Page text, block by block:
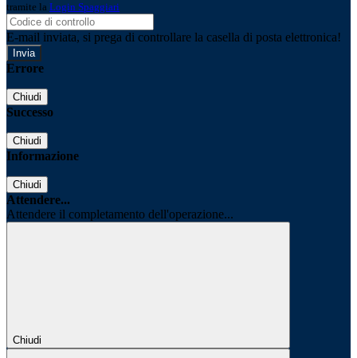
tramite la Login Spaggiari
E-mail inviata, si prega di controllare la casella di posta elettronica!
Errore
Chiudi
Successo
Chiudi
Informazione
Chiudi
Attendere...
Attendere il completamento dell'operazione...
Chiudi